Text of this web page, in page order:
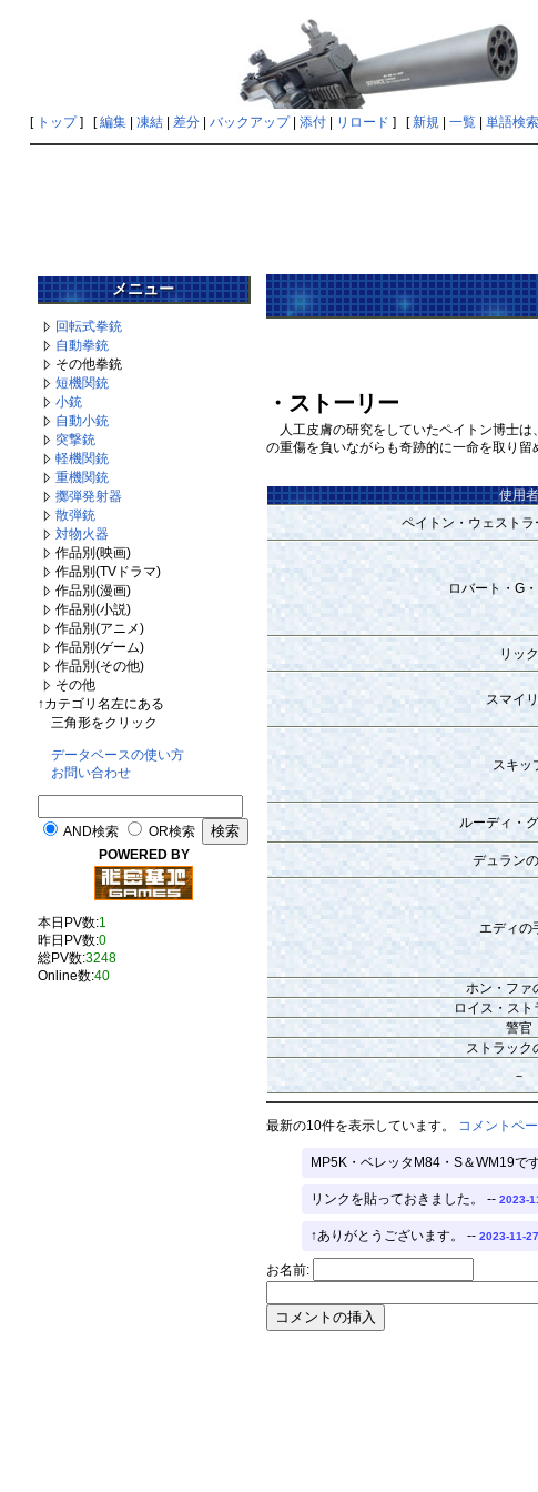
[ トップ] [編集| 凍結| 差分| バックアップ| 添付| リロード ] [新規| 一覧| 単語検索
メニュー
回転式拳銃
自動拳銃
その他拳銃
短機関銃
小銃
自動小銃
突撃銃
軽機関銃
重機関銃
擲弾発射器
散弾銃
対物火器
作品別(映画)
作品別(TVドラマ)
作品別(漫画)
作品別(小説)
作品別(アニメ)
作品別(ゲーム)
作品別(その他)
その他
↑カテゴリ名左にある
三角形をクリック
データベースの使い方
お問い合わせ
AND検索
OR検索
POWERED BY
本日PV数:1
昨日PV数:0
総PV数:3248
Online数:40
・ストーリー
人工皮膚の研究をしていたペイトン博士は
の重傷を負いながらも奇跡的に一命を取り
使用
ペイトン・ウェスト
ロバート・G
リック
スマイ
スキッ
ルーディ・
デュラン
エディの
ホン・ファ
ロイス・スト
警官
ストラック
－
最新の10件を表示しています。 コメントペ
MP5K・ベレッタM84・S＆WM19で
リンクを貼っておきました。 -- 2023-
↑ありがとうございます。 -- 2023-11-
お名前: